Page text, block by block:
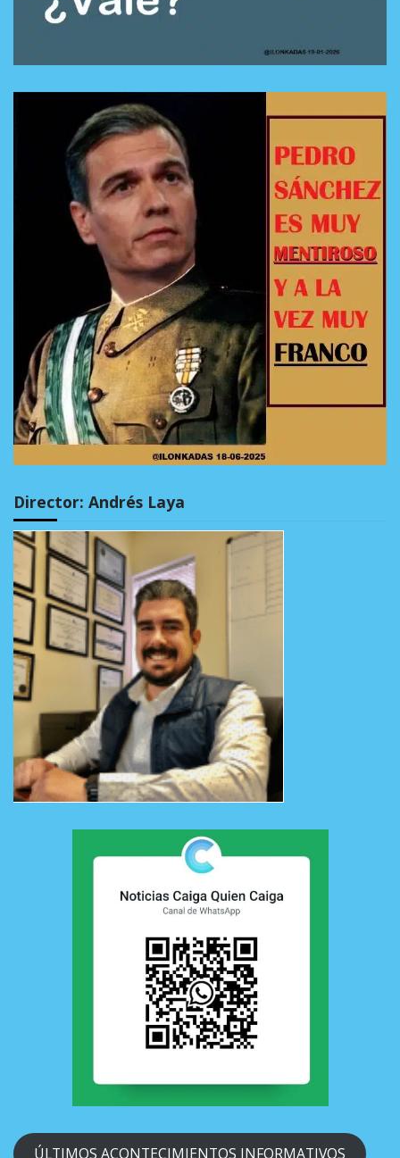
Director: Andrés Laya
ÚLTIMOS ACONTECIMIENTOS INFORMATIVOS